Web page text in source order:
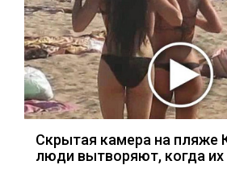
Скрытая камера на пляже
люди вытворяют, когда их